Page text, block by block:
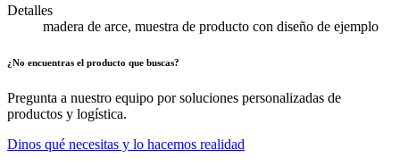
Detalles
madera de arce, muestra de producto con diseño de ejemplo
¿No encuentras el producto que buscas?
Pregunta a nuestro equipo por soluciones personalizadas de
productos y logística.
Dinos qué necesitas y lo hacemos realidad